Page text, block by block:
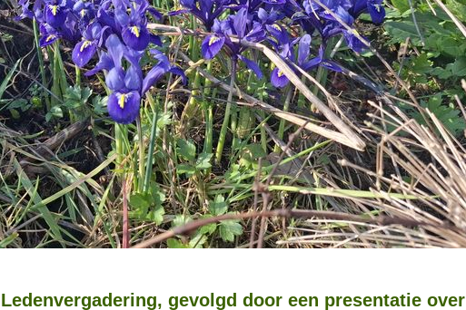
gevolgd door een presentatie over